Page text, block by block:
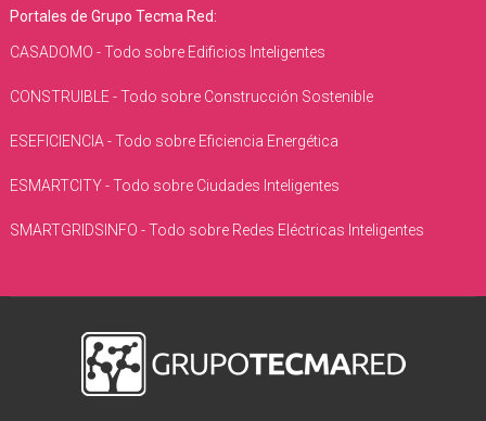
Portales de Grupo Tecma Red:
CASADOMO - Todo sobre Edificios Inteligentes
CONSTRUIBLE - Todo sobre Construcción Sostenible
ESEFICIENCIA - Todo sobre Eficiencia Energética
ESMARTCITY - Todo sobre Ciudades Inteligentes
SMARTGRIDSINFO - Todo sobre Redes Eléctricas Inteligentes